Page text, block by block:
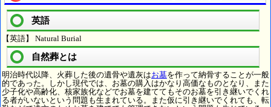
英語
【英語】 Natural Burial
自然葬とは
明治時代以降、火葬した後の遺骨や遺灰はお墓を作って納骨することが一般
的であった。しかし現代では、お墓の購入はかなり高価なものとなり、また
少子化や高齢化、核家族化などでお墓を建ててもそのお墓を引き継いでくれ
る者がいないという問題も生まれている。また仮に引き継いでくれても、転